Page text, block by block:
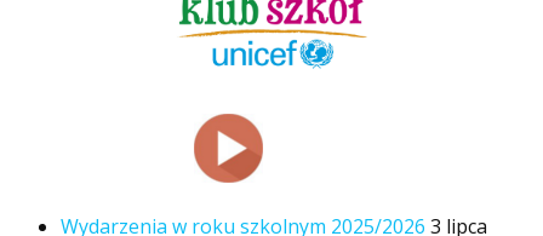
Wydarzenia w roku szkolnym 2025/2026 3 lipca